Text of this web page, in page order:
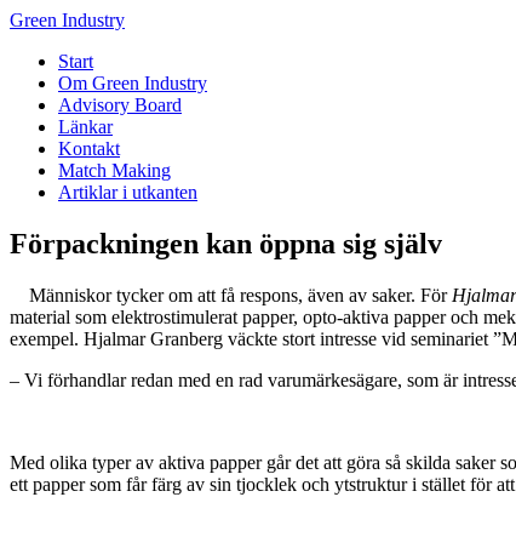
Green Industry
Start
Om Green Industry
Advisory Board
Länkar
Kontakt
Match Making
Artiklar i utkanten
Förpackningen kan öppna sig själv
Människor tycker om att få respons, även av saker. För
material som elektrostimulerat papper, opto-aktiva papper och
exempel. Hjalmar Granberg väckte stort intresse vid seminariet
– Vi förhandlar redan med en rad varumärkesägare, som är
Med olika typer av aktiva papper går det att göra så skilda saker
ett papper som får färg av sin tjocklek och ytstruktur i stället för